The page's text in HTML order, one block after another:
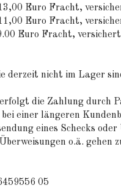
Euro Fracht,
Euro Fracht,
Euro Fracht, versichert
derzeit nicht im Lager
die Zahlung durch
einer längeren
eines Schecks
o.ä. gehen
05